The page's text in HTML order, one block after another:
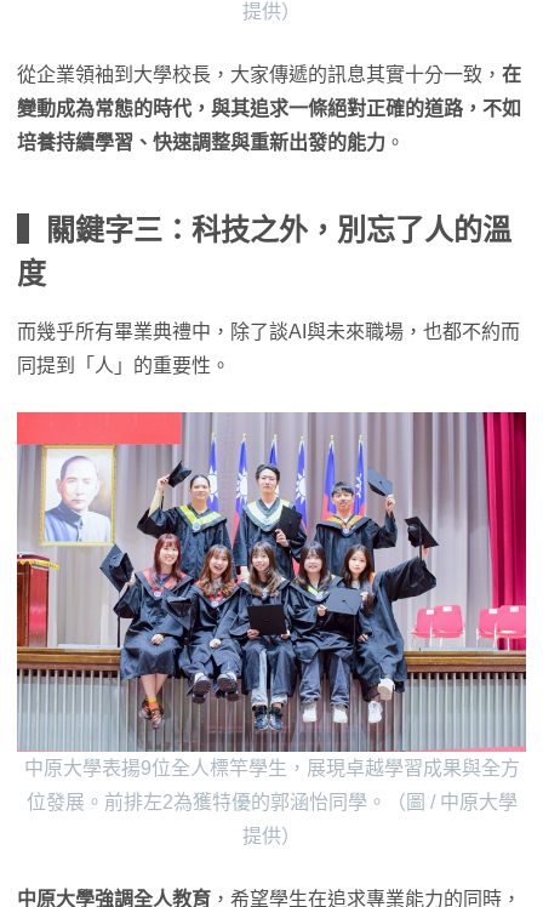
提供）
從企業領袖到大學校長，大家傳遞的訊息其實十分一致， 在
變動成為常態的時代，與其追求一條絕對正確的道路，不如
培養持續學習、快速調整與重新出發的能力 。
▍關鍵字三：科技之外，別忘了人的溫
度
而幾乎所有畢業典禮中，除了談AI與未來職場，也都不約而
同提到「人」的重要性。
中原大學表揚9位全人標竿學生，展現卓越學習成果與全方
位發展。前排左2為獲特優的郭涵怡同學。（圖 / 中原大學
提供）
中原大學強調全人教育 ，希望學生在追求專業能力的同時，